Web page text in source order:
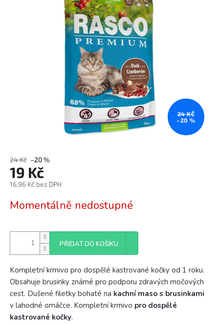
hvězdiček.
24 KČ
–20 %
24 Kč –20 %
19 Kč
16,96 Kč bez DPH
cena:
Momentálně nedostupné
PŘIDAT DO KOŠÍKU
Kompletní krmivo pro dospělé kastrované kočky od 1 roku.
Obsahuje brusinky známé pro podporu zdravých močových
cest. Dušené filetky bohaté na kachní maso s brusinkami
v lahodné omáčce. Kompletní krmivo pro dospělé
kastrované kočky.